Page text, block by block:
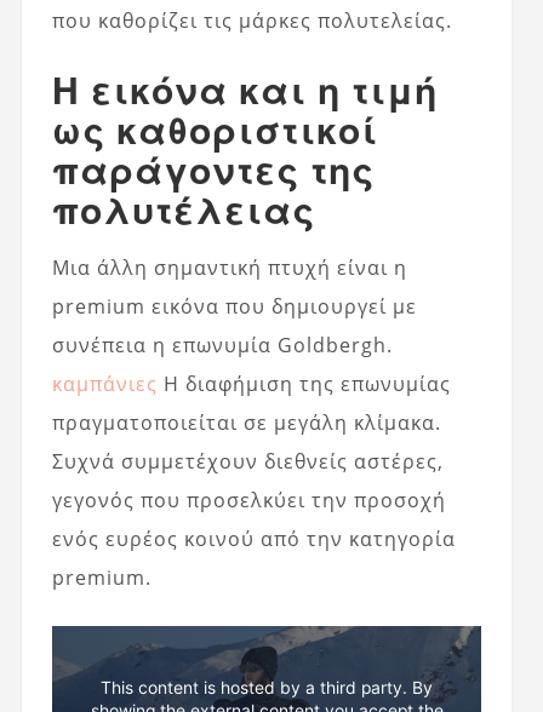
που καθορίζει τις μάρκες πολυτελείας.
Η εικόνα και η τιμή
ως καθοριστικοί
παράγοντες της
πολυτέλειας
Μια άλλη σημαντική πτυχή είναι η
premium εικόνα που δημιουργεί με
συνέπεια η επωνυμία Goldbergh.
καμπάνιες Η διαφήμιση της επωνυμίας
πραγματοποιείται σε μεγάλη κλίμακα.
Συχνά συμμετέχουν διεθνείς αστέρες,
γεγονός που προσελκύει την προσοχή
ενός ευρέος κοινού από την κατηγορία
premium.
This content is hosted by a third party. By